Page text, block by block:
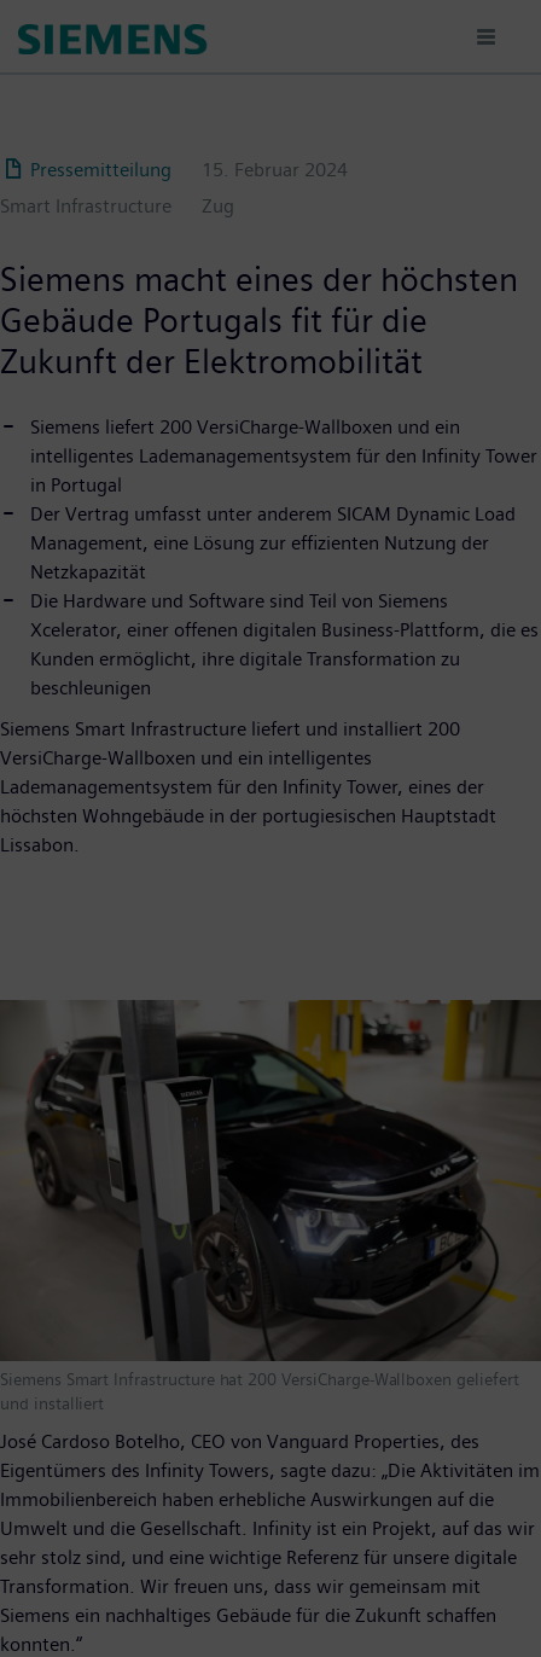
para
Pressemitteilung
15. Februar 2024
Smart Infrastructure
Zug
Siemens macht eines der höchsten
Gebäude Portugals fit für die
Zukunft der Elektromobilität
Siemens liefert 200 VersiCharge-Wallboxen und ein
intelligentes Lademanagementsystem für den Infinity Tower
in Portugal
Der Vertrag umfasst unter anderem SICAM Dynamic Load
Management, eine Lösung zur effizienten Nutzung der
Netzkapazität
Die Hardware und Software sind Teil von Siemens
Xcelerator, einer offenen digitalen Business-Plattform, die es
Kunden ermöglicht, ihre digitale Transformation zu
beschleunigen
Siemens Smart Infrastructure liefert und installiert 200
VersiCharge-Wallboxen und ein intelligentes
Lademanagementsystem für den Infinity Tower, eines der
höchsten Wohngebäude in der portugiesischen Hauptstadt
Lissabon.
Siemens Smart Infrastructure hat 200 VersiCharge-Wallboxen geliefert
und installiert
José Cardoso Botelho, CEO von Vanguard Properties, des
Eigentümers des Infinity Towers, sagte dazu: „Die Aktivitäten im
Immobilienbereich haben erhebliche Auswirkungen auf die
Umwelt und die Gesellschaft. Infinity ist ein Projekt, auf das wir
sehr stolz sind, und eine wichtige Referenz für unsere digitale
Transformation. Wir freuen uns, dass wir gemeinsam mit
Siemens ein nachhaltiges Gebäude für die Zukunft schaffen
konnten.“